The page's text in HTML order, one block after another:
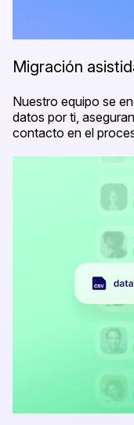
Migración
Nuestro equipo se
datos por ti,
contacto en el